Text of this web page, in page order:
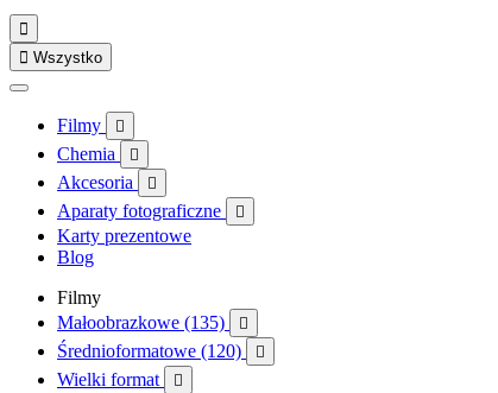

 Wszystko
Filmy 
Chemia 
Akcesoria 
Aparaty fotograficzne 
Karty prezentowe
Blog
Filmy
Małoobrazkowe (135)

Średnioformatowe (120) 
Wielki format 